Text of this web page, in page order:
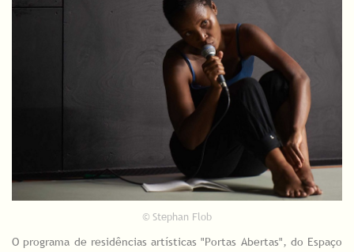
© Stephan Flob
O programa de residências artísticas "Portas Abertas", do Espaço